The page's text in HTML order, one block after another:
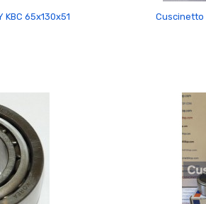
KBC 65x130x51 Cuscinetto